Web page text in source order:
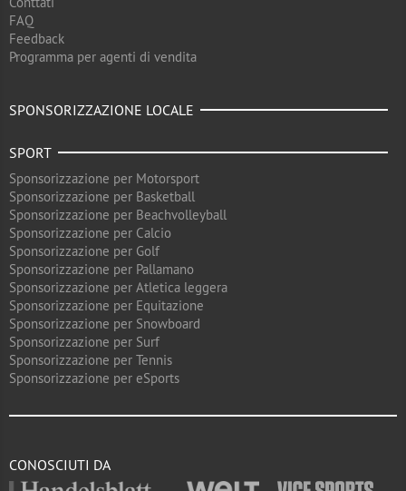
FAQ
Feedback
Programma per agenti di vendita
SPONSORIZZAZIONE LOCALE
SPORT
Sponsorizzazione per Motorsport
Sponsorizzazione per Basketball
Sponsorizzazione per Beachvolleyball
Sponsorizzazione per Calcio
Sponsorizzazione per Golf
Sponsorizzazione per Pallamano
Sponsorizzazione per Atletica leggera
Sponsorizzazione per Equitazione
Sponsorizzazione per Snowboard
Sponsorizzazione per Surf
Sponsorizzazione per Tennis
Sponsorizzazione per eSports
CONOSCIUTI DA